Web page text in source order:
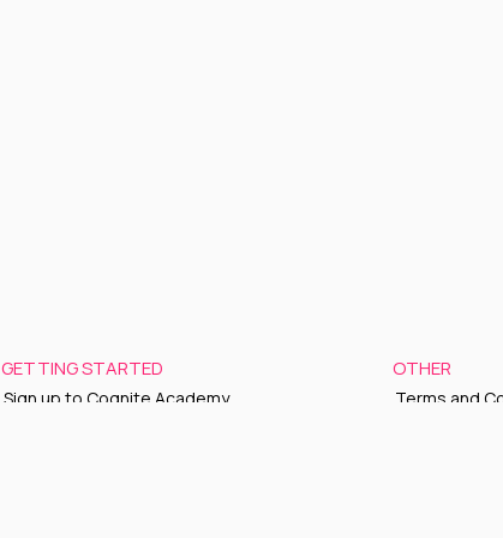
GETTING STARTED
Sign up to Cognite Academy
OTHER
Terms and